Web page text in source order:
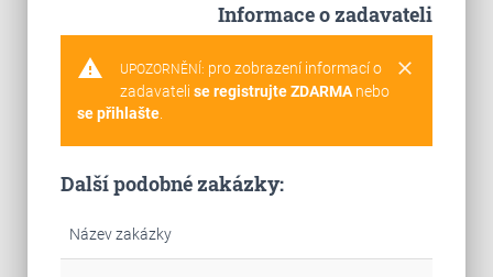
Informace o zadavateli
warning clear
UPOZORNĚNÍ: pro zobrazení informací o
zadavateli se registrujte ZDARMAnebo
se přihlašte.
Další podobné zakázky:
Název zakázky